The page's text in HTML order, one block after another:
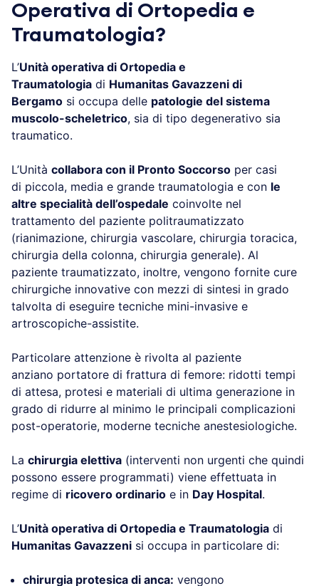
Operativa di Ortopedia e
Traumatologia?
L’Unità operativa di Ortopedia e
Traumatologia di Humanitas Gavazzeni di
Bergamo si occupa delle patologie del sistema
muscolo-scheletrico, sia di tipo degenerativo sia
traumatico.
L’Unità collabora con il Pronto Soccorso per casi
di piccola, media e grande traumatologia e con le
altre specialità dell’ospedale coinvolte nel
trattamento del paziente politraumatizzato
(rianimazione, chirurgia vascolare, chirurgia toracica,
chirurgia della colonna, chirurgia generale). Al
paziente traumatizzato, inoltre, vengono fornite cure
chirurgiche innovative con mezzi di sintesi in grado
talvolta di eseguire tecniche mini-invasive e
artroscopiche-assistite.
Particolare attenzione è rivolta al paziente
anziano portatore di frattura di femore: ridotti tempi
di attesa, protesi e materiali di ultima generazione in
grado di ridurre al minimo le principali complicazioni
post-operatorie, moderne tecniche anestesiologiche.
La chirurgia elettiva (interventi non urgenti che quindi
possono essere programmati) viene effettuata in
regime di ricovero ordinario e in Day Hospital.
L’Unità operativa di Ortopedia e Traumatologia di
Humanitas Gavazzeni si occupa in particolare di:
chirurgia protesica di anca: vengono